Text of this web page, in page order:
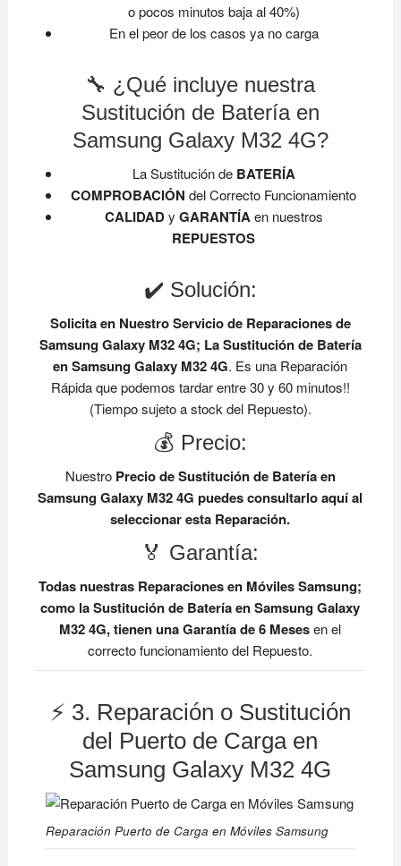
o pocos minutos baja al 40%)
En el peor de los casos ya no carga
🔧 ¿Qué incluye nuestra
Sustitución de Batería en
Samsung Galaxy M32 4G?
La Sustitución de BATERÍA
COMPROBACIÓNdel Correcto Funcionamiento
CALIDADy GARANTÍAen nuestros
REPUESTOS
✔️ Solución:
Solicita en Nuestro Servicio de Reparaciones de
Samsung Galaxy M32 4G; La Sustitución de Batería
en Samsung Galaxy M32 4G. Es una Reparación
Rápida que podemos tardar entre 30 y 60 minutos!!
(Tiempo sujeto a stock del Repuesto).
💰 Precio:
Nuestro Precio de Sustitución de Batería en
Samsung Galaxy M32 4Gpuedes consultarlo aquí al
seleccionar esta Reparación.
🏅 Garantía:
Todas nuestras Reparaciones en Móviles Samsung;
como la Sustitución de Batería en Samsung Galaxy
M32 4G, tienen una Garantía de 6 Mesesen el
correcto funcionamiento del Repuesto.
⚡ 3. Reparación o Sustitución
del Puerto de Carga en
Samsung Galaxy M32 4G
Reparación Puerto de Carga en Móviles Samsung